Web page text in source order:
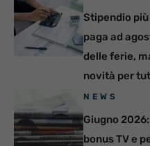
Stipendio
paga ad
delle ferie,
novità per
NEWS
Giugno
bonus TV e